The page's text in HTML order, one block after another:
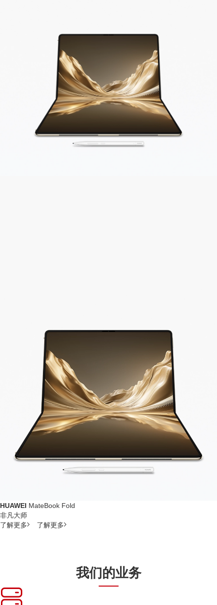
HUAWEI MateBook Fold
非凡大师
了解更多
了解更多
我们的业务